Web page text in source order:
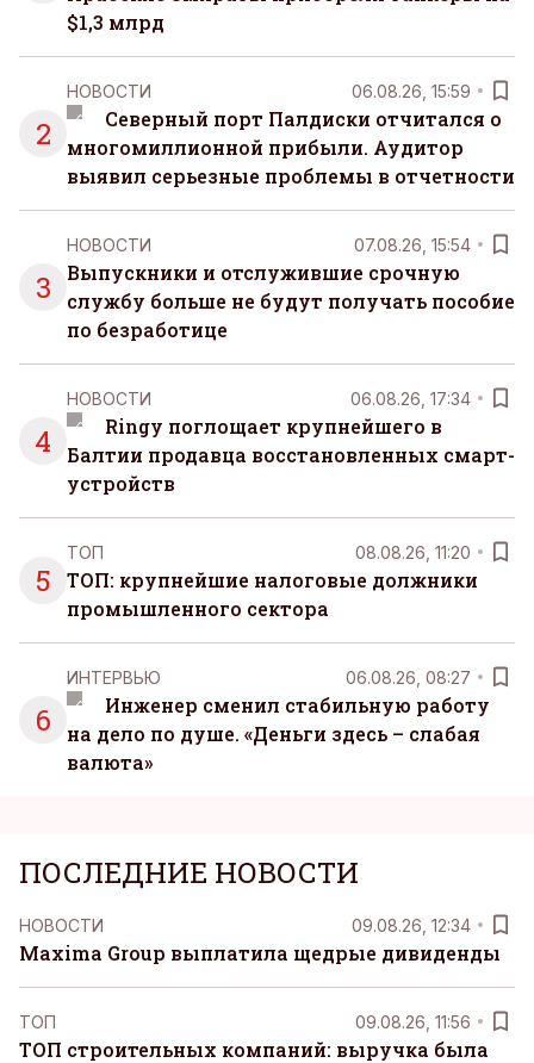
$1,3 млрд
2
НОВОСТИ 06.08.26, 15:59
Северный порт Палдиски отчитался о
многомиллионной прибыли. Аудитор
выявил серьезные проблемы в отчетности
3
НОВОСТИ 07.08.26, 15:54
Выпускники и отслужившие срочную
службу больше не будут получать пособие
по безработице
4
НОВОСТИ 06.08.26, 17:34
Ringy поглощает крупнейшего в
Балтии продавца восстановленных смарт-
устройств
5
ТОП 08.08.26, 11:20
ТОП: крупнейшие налоговые должники
промышленного сектора
6
ИНТЕРВЬЮ 06.08.26, 08:27
Инженер сменил стабильную работу
на дело по душе. «Деньги здесь – слабая
валюта»
ПОСЛЕДНИЕ НОВОСТИ
НОВОСТИ 09.08.26, 12:34
Maxima Group выплатила щедрые дивиденды
ТОП 09.08.26, 11:56
ТОП строительных компаний: выручка была